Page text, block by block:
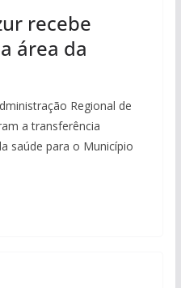
recebe
área da
Regional de
a transferência
saúde para o Município